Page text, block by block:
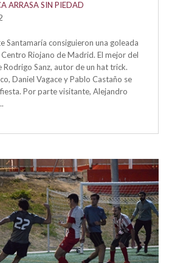
ARRASA SIN PIEDAD
Santamaría consiguieron una goleada
Riojano de Madrid. El mejor del
Rodrigo Sanz, autor de un hat trick.
Daniel Vagace y Pablo Castaño se
Por parte visitante, Alejandro